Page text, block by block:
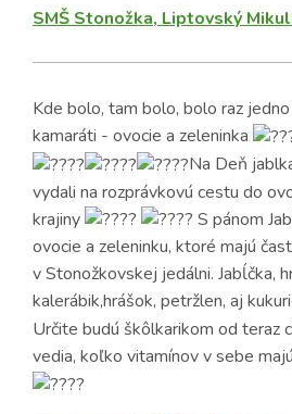
SMŠ Stonožka, Liptovský
Kde bolo, tam bolo, bolo raz
kamaráti - ovocie a zeleninka
Na Deň
vydali na rozprávkovú cestu do
krajiny
S pánom
ovocie a zeleninku, ktoré majú
v Stonožkovskej jedálni. Jabĺčka,
kalerábik,hrášok, petržlen, aj
Určite budú škôlkarikom od teraz
vedia, koľko vitamínov v sebe majú